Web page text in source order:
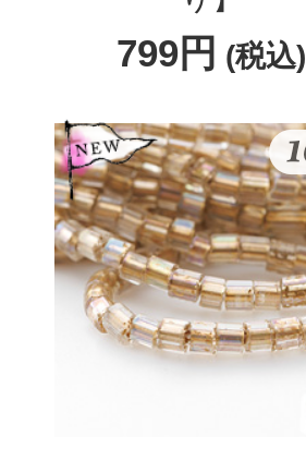
799円 (税込)